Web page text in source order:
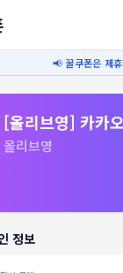
📢 꿀쿠폰은 제
[올리브영] 카카
올리브영
정보